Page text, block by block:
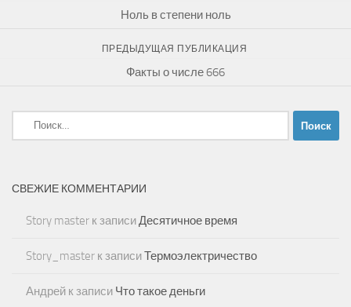
Ноль в степени ноль
ПРЕДЫДУЩАЯ ПУБЛИКАЦИЯ
Факты о числе 666
Найти:
СВЕЖИЕ КОММЕНТАРИИ
Story master к записиДесятичное время
Story_master к записиТермоэлектричество
Андрей к записи Что такое деньги